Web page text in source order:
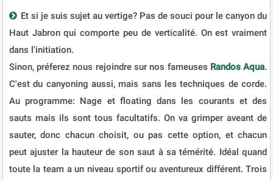
Et si je suis sujet au vertige? Pas de souci pour le canyon du
Haut Jabron qui comporte peu de verticalité. On est vraiment
dans l'initiation.
Sinon, préferez nous rejoindre sur nos fameuses Randos Aqua.
C'est du canyoning aussi, mais sans les techniques de corde.
Au programme: Nage et floating dans les courants et des
sauts mais ils sont tous facultatifs. On va grimper aveant de
sauter, donc chacun choisit, ou pas cette option, et chacun
peut ajuster la hauteur de son saut à sa témérité. Idéal quand
toute la team a un niveau sportif ou aventureux différent. Trois